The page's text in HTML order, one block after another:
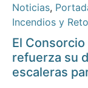
Noticias,
Incendios y
El
refuerza su
escaleras